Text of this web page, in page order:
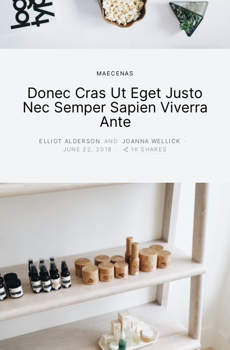
MAECENAS
Donec Cras Ut Eget Justo
Nec Semper Sapien Viverra
Ante
ELLIOT ALDERSON AND
JOANNA WELLICK
JUNE 22, 2018
1K SHARES